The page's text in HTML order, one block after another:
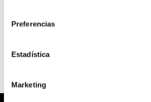
Preferencias
Estadística
Marketing
de enero y cuarto en el sector de la